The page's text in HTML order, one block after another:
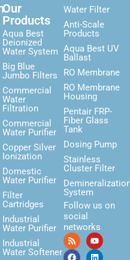
Our
Products
Aqua Best
Deionized
Water System
Big Blue
Jumbo Filters
Commercial
Water
Filtration
Commercial
Water Purifier
Copper Silver
Ionization
Domestic
Water Purifier
Filter
Cartridges
Industrial
Water Purifier
Industrial
Water Softener
Water Filter
Anti-Scale
Products
Aqua Best UV
Ballast
RO Membrane
RO Membrane
Housing
Pentair FRP-
Fiber Glass
Tank
Dosing Pump
Stainless
Cluster Filter
System
Follow us on
social
networks